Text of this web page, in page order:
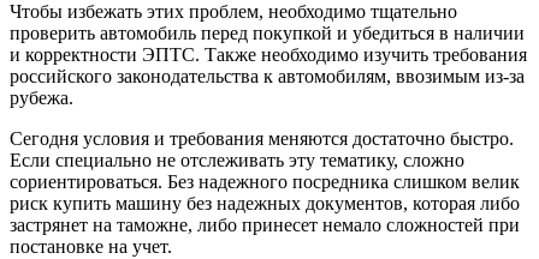
Чтобы избежать этих проблем, необходимо тщательно
проверить автомобиль перед покупкой и убедиться в наличии
и корректности ЭПТС. Также необходимо изучить требования
российского законодательства к автомобилям, ввозимым из-за
рубежа.
Сегодня условия и требования меняются достаточно быстро.
Если специально не отслеживать эту тематику, сложно
сориентироваться. Без надежного посредника слишком велик
риск купить машину без надежных документов, которая либо
застрянет на таможне, либо принесет немало сложностей при
постановке на учет.